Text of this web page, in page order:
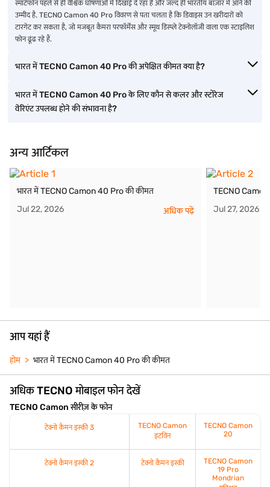
स्मार्टफोन पहले से ही वैश्विक घोषणाओं में दिखाई दे रहा है और जल्द ही भारतीय बाज़ार में आने की
उम्मीद है. TECNO Camon 40 Pro विवरण से पता चलता है कि डिवाइस उन खरीदारों को
टारगेट कर सकता है, जो मजबूत कैमरा परफॉर्मेंस और स्मूथ डिस्प्ले टेक्नोलॉजी वाला एक स्टाइलिश
फोन ढूंढ रहे हैं.
भारत में TECNO Camon 40 Pro की अपेक्षित कीमत क्या है?
भारत में TECNO Camon 40 Pro के लिए कौन से कलर और स्टोरेज
वेरिएंट उपलब्ध होने की संभावना है?
अन्य आर्टिकल
भारत में TECNO Camon 40 Pro की कीमत
Jul 22, 2026
अधिक पढ़ें
TECNO
Jul 27, 2026
आप यहां हैं
होम भारत में TECNO Camon 40 Pro की कीमत
अधिक TECNO मोबाइल फोन देखें
TECNO Camon सीरीज़ के फोन
टेक्नो कैमन इस्की 3
TECNO Camon
इटविन
TECNO Camon
20
टेक्नो कैमन इस्की 2 टेक्नो कैमन इस्की
TECNO Camon
19 Pro
Mondrian